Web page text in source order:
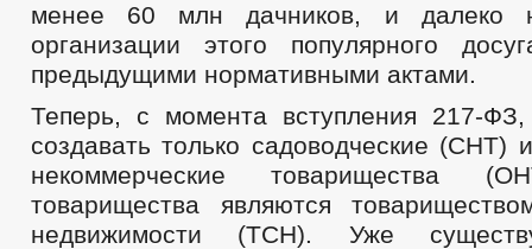
менее 60 млн дачников, и далеко
организации этого популярного
предыдущими нормативными актами.
Теперь, с момента вступления 217-ФЗ,
создавать только садоводческие (СНТ)
некоммерческие товарищества
товарищества являются
недвижимости (ТСН). Уже